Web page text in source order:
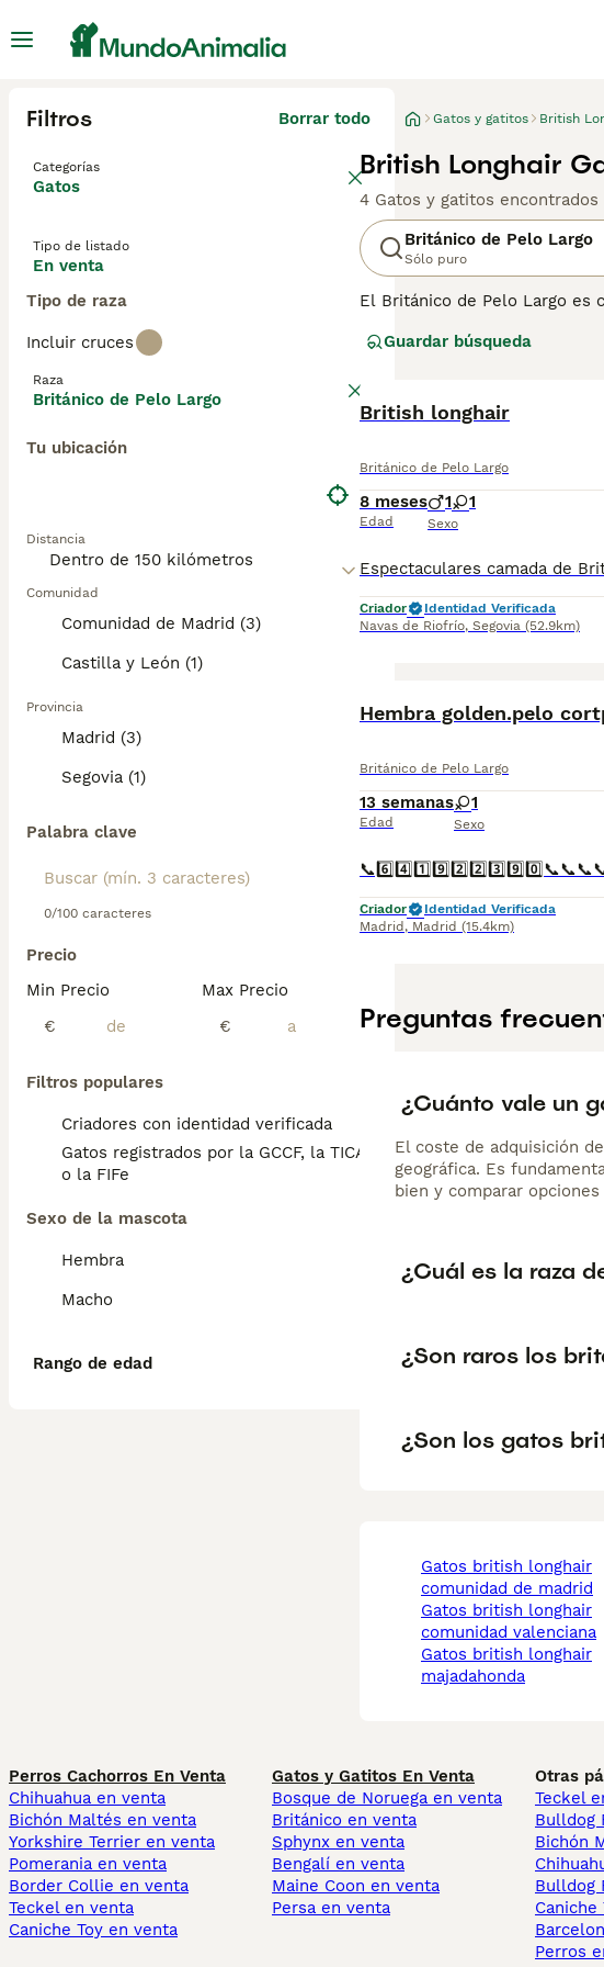
Filtros Borrar todo
Categorías
Gatos
Tipo de listado
En venta
Tipo de raza
Incluir cruces
Raza
Británico de Pelo Largo
Tu ubicación
Distancia
Comunidad
Comunidad de Madrid (3)
Castilla y León (1)
Provincia
Madrid (3)
Segovia (1)
Palabra clave
0/100 caracteres
Precio
Min Precio
€
Max Precio
€
Filtros populares
Criadores con identidad verificada
Gatos registrados por la GCCF, la TICA
o la FIFe
Sexo de la mascota
Hembra
Macho
Rango de edad
Gatos y gatitos British
British Longhair
4 Gatos y gatitos encontrados
Británico de Pelo Largo
Sólo puro
El Británico de Pelo Largo es
Británico de Pelo Largo no
Lee nuestrapágina de
Guardar búsqueda
British longhair
Británico de Pelo Largo
8 meses
Edad
1 1
Sexo
Criador
Identidad Verificada
Navas de Riofrío, Segovia (52.9km)
Hembra golden.pelo
Británico de Pelo Largo
13 semanas
Edad
1
Sexo
Criador
Identidad Verificada
Madrid , Madrid (15.4km)
Preguntas
¿Cuánto vale un
El coste de adquisición
geográfica. Es
bien y comparar
¿Cuál es la raza
¿Son raros los
¿Son los gatos
gatos british longhair
comunidad de madrid
gatos british longhair
comunidad valenciana
gatos british longhair
majadahonda
Perros Cachorros En Venta
Chihuahua en venta
Bichón Maltés en venta
Yorkshire Terrier en venta
Pomerania en venta
Border Collie en venta
Teckel en venta
Caniche Toy en venta
Gatos y Gatitos En Venta
Bosque de Noruega en venta
Británico en venta
Sphynx en venta
Bengalí en venta
Maine Coon en venta
Persa en venta
Otras
Teckel
Bulldog
Bichón
Bulldog
Caniche
Perros